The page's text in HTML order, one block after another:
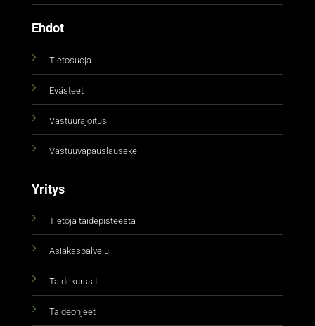
Ehdot
Tietosuoja
Evästeet
Vastuurajoitus
Vastuuvapauslauseke
Yritys
Tietoja taidepisteestä
Asiakaspalvelu
Taidekurssit
Taideohjeet